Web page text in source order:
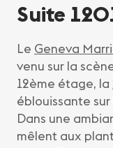
Suite
Le Geneva
venu sur la
12ème étage, la
éblouissante
Dans une
mêlent aux